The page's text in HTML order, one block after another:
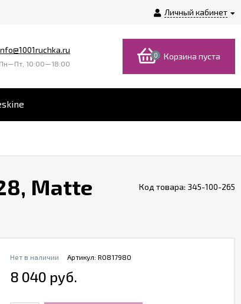
Личный кабинет
Пн—Пт, 10:00—18:00
0 Корзина пуста
Matte
Код товара: 345-100-265
Артикул:R0817980
Нет в наличии
8 040 руб.